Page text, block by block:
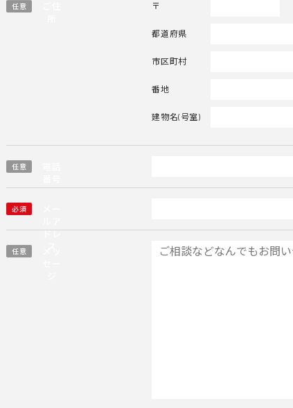
任意 〒
都道府県
市区町村
番地
建物名(号室)
任意
必須
ドレ
任意